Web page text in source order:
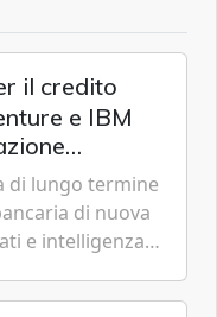
il credito
e IBM
di lungo termine
di nuova
e intelligenza